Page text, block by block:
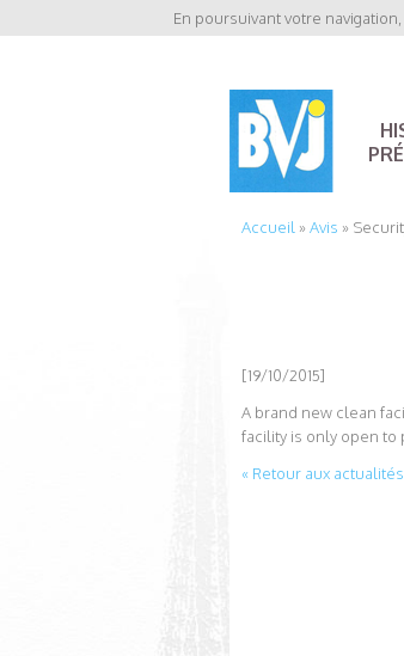
En poursuivant votre
Accueil »Avis »
[19/10/2015]
A brand new clean
facility is only open to
« Retour aux actualités